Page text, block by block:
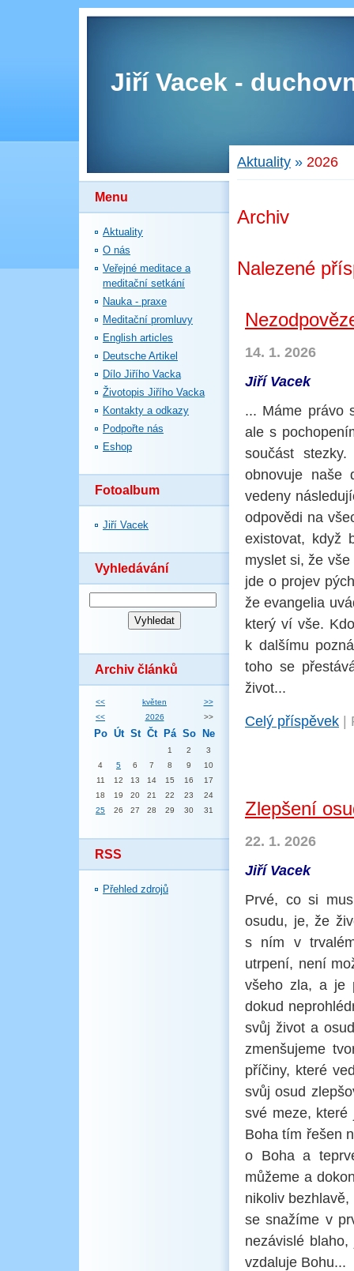
Jiří Vacek -
Menu
Aktuality
O nás
Veřejné meditace a
meditační setkání
Nauka - praxe
Meditační promluvy
English articles
Deutsche Artikel
Dílo Jiřího Vacka
Životopis Jiřího Vacka
Kontakty a odkazy
Podpořte nás
Eshop
Fotoalbum
Jiří Vacek
Vyhledávání
Archiv článků
<< květen
>>
<<
2026 >>
Po Út St Čt Pá So Ne
1 2
3
4
5 6 7 8 9
10
11
12 13 14 15 16
17
18
19 20 21 22 23
24
25
26 27 28 29 30 31
RSS
Přehled zdrojů
Aktuality » 2026
Archiv
Nalezené
14. 1. 2026
Jiří Vacek
... Máme právo
ale s
součást
obnovuje naše
vedeny
odpovědi na
existovat, když
myslet si, že
jde o projev
že evangelia
který ví vše.
k dalšímu
toho se
život...
Celý příspěvek
Zlepšení
22. 1. 2026
Jiří Vacek
Prvé, co si
osudu, je, že
s ním v
utrpení, není
všeho zla, a je
dokud
svůj život a
zmenšujeme
příčiny, které
svůj osud
své meze, které
Boha tím řešen
o Boha a
můžeme a
nikoliv
se snažíme v
nezávislé
vzdaluje Bohu...